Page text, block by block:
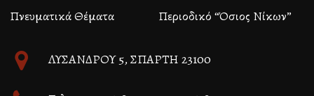
Πνευματικά Θέματα
Περιοδικό “Όσιος Νίκων”
ΛΥΣΑΝΔΡΟΥ 5, ΣΠΑΡΤΗ 23100